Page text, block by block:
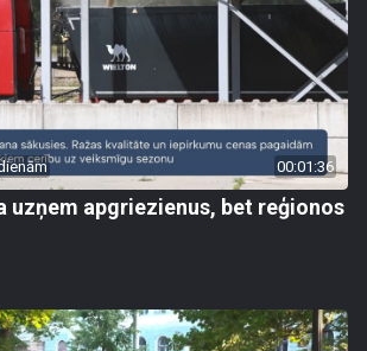
00:01:36
uzņem apgriezienus, bet reģionos